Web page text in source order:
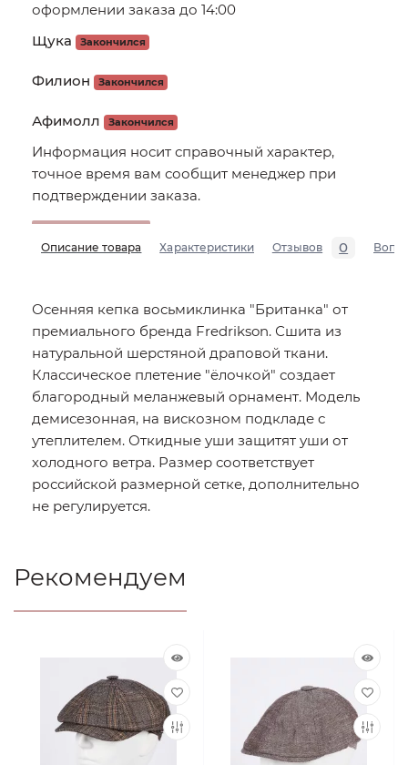
оформлении заказа до 14:00
Щука
Закончился
Филион Закончился
Афимолл Закончился
Информация носит справочный характер,
точное время вам сообщит менеджер при
подтверждении заказа.
Описание товара Характеристики Отзывов 0
Осенняя кепка восьмиклинка "Британка" от
премиального бренда Fredrikson. Сшита из
натуральной шерстяной драповой ткани.
Классическое плетение "ёлочкой" создает
благородный меланжевый орнамент. Модель
демисезонная, на вискозном подкладе с
утеплителем. Откидные уши защитят уши от
холодного ветра. Размер соответствует
российской размерной сетке, дополнительно
не регулируется.
Рекомендуем